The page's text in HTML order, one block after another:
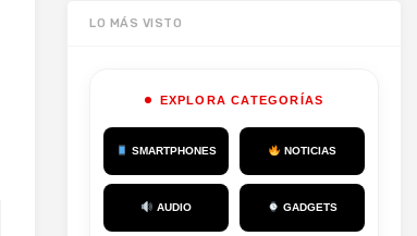
LO MÁS VISTO
EXPLORA CATEGORÍAS
SMARTPHONES NOTICIAS
AUDIO GADGETS